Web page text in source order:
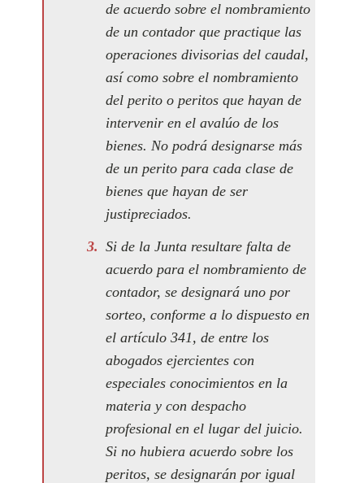
de acuerdo sobre el nombramiento
de un contador que practique las
operaciones divisorias del caudal,
así como sobre el nombramiento
del perito o peritos que hayan de
intervenir en el avalúo de los
bienes. No podrá designarse más
de un perito para cada clase de
bienes que hayan de ser
justipreciados.
Si de la Junta resultare falta de
acuerdo para el nombramiento de
contador, se designará uno por
sorteo, conforme a lo dispuesto en
el artículo 341, de entre los
abogados ejercientes con
especiales conocimientos en la
materia y con despacho
profesional en el lugar del juicio.
Si no hubiera acuerdo sobre los
peritos, se designarán por igual